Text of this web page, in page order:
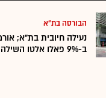
הבורסה בת"א
נעילה חיובית בת"א;
ב-9% פאלו אלטו השילה 4%